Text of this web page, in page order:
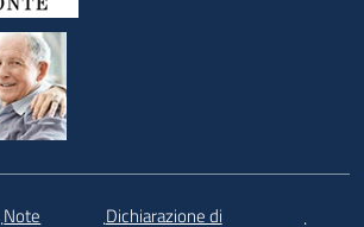
.Note .Dichiarazione di .